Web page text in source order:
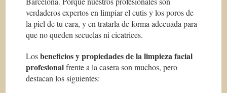
verdaderos expertos en limpiar el cutis y los poros de
la piel de tu cara, y en tratarla de forma adecuada para
que no queden secuelas ni cicatrices.
Losbeneficios y propiedades de la limpieza facial
profesionalfrente a la casera son muchos, pero
destacan los siguientes: